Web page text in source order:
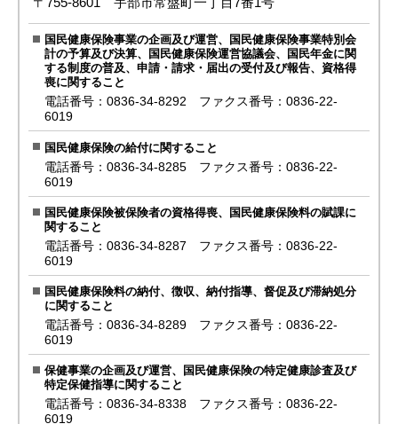
国民健康保険事業の企画及び運営、国民健康保険事業特別会
計の予算及び決算、国民健康保険運営協議会、国民年金に関
する制度の普及、申請・請求・届出の受付及び報告、資格得
喪に関すること
電話番号：0836-34-8292 ファクス番号：0836-22-
6019
国民健康保険の給付に関すること
電話番号：0836-34-8285 ファクス番号：0836-22-
6019
国民健康保険被保険者の資格得喪、国民健康保険料の賦課に
関すること
電話番号：0836-34-8287 ファクス番号：0836-22-
6019
国民健康保険料の納付、徴収、納付指導、督促及び滞納処分
に関すること
電話番号：0836-34-8289 ファクス番号：0836-22-
6019
保健事業の企画及び運営、国民健康保険の特定健康診査及び
特定保健指導に関すること
電話番号：0836-34-8338 ファクス番号：0836-22-
6019